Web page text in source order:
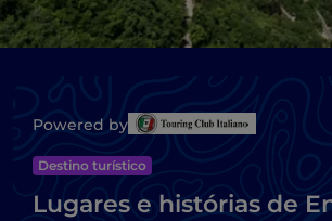
Powered by
Destino turístico
Lugares e histórias de